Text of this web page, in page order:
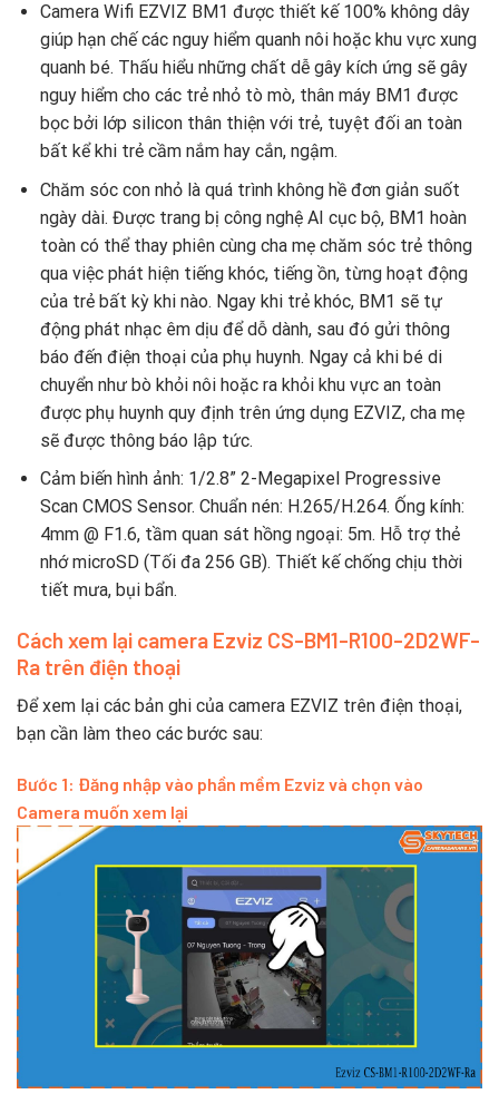
Camera Wifi EZVIZ BM1 được thiết kế 100% không dây
giúp hạn chế các nguy hiểm quanh nôi hoặc khu vực xung
quanh bé. Thấu hiểu những chất dễ gây kích ứng sẽ gây
nguy hiểm cho các trẻ nhỏ tò mò, thân máy BM1 được
bọc bởi lớp silicon thân thiện với trẻ, tuyệt đối an toàn
bất kể khi trẻ cầm nắm hay cắn, ngậm.
Chăm sóc con nhỏ là quá trình không hề đơn giản suốt
ngày dài. Được trang bị công nghệ AI cục bộ, BM1 hoàn
toàn có thể thay phiên cùng cha mẹ chăm sóc trẻ thông
qua việc phát hiện tiếng khóc, tiếng ồn, từng hoạt động
của trẻ bất kỳ khi nào. Ngay khi trẻ khóc, BM1 sẽ tự
động phát nhạc êm dịu để dỗ dành, sau đó gửi thông
báo đến điện thoại của phụ huynh. Ngay cả khi bé di
chuyển như bò khỏi nôi hoặc ra khỏi khu vực an toàn
được phụ huynh quy định trên ứng dụng EZVIZ, cha mẹ
sẽ được thông báo lập tức.
Cảm biến hình ảnh: 1/2.8” 2-Megapixel Progressive
Scan CMOS Sensor. Chuẩn nén: H.265/H.264. Ống kính:
4mm @ F1.6, tầm quan sát hồng ngoại: 5m. Hỗ trợ thẻ
nhớ microSD (Tối đa 256 GB). Thiết kế chống chịu thời
tiết mưa, bụi bẩn.
Cách xem lại camera Ezviz CS-BM1-R100-2D2WF-
Ra trên điện thoại
Để xem lại các bản ghi của camera EZVIZ trên điện thoại,
bạn cần làm theo các bước sau:
Bước 1: Đăng nhập vào phần mềm Ezviz và chọn vào
Camera muốn xem lại